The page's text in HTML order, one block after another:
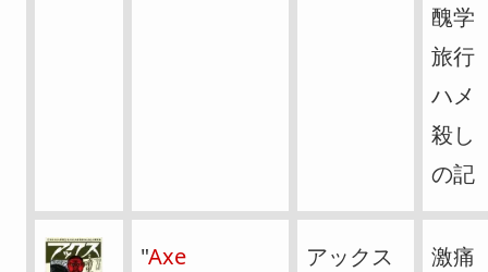
醜学
旅行
ハメ
殺し
の記
"Axe
アックス
激痛